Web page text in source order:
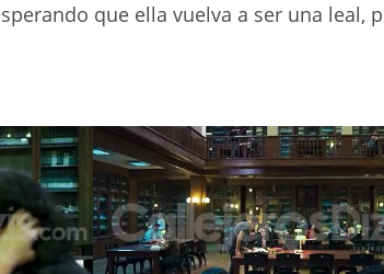
que ella vuelva a ser una leal,